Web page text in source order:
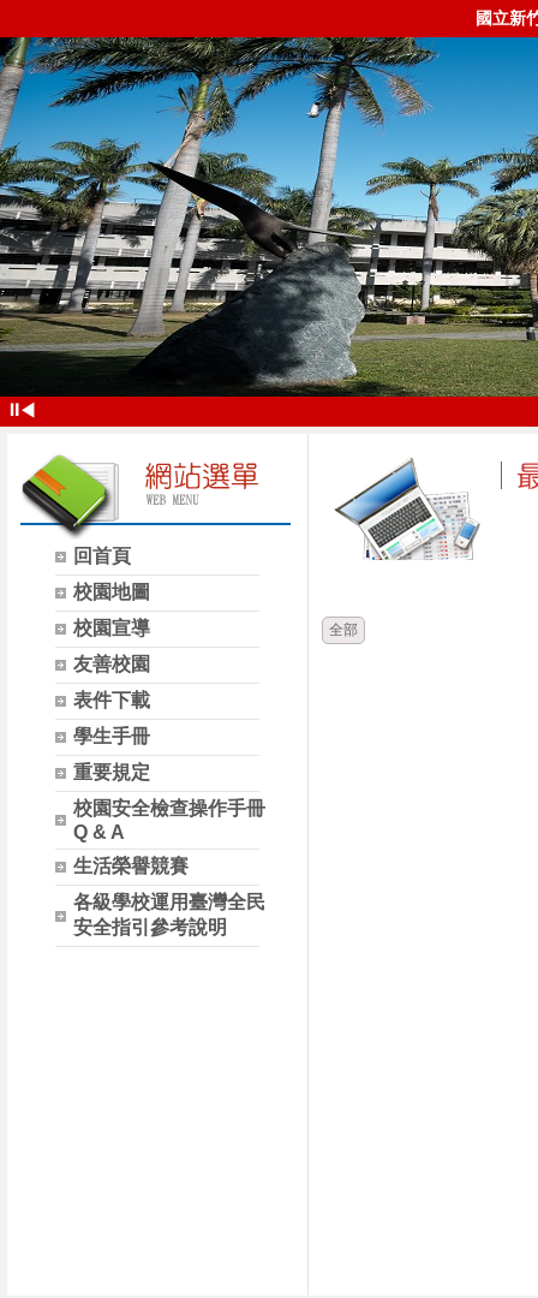
國立新
⏸◀
回首頁
校園地圖
校園宣導
友善校園
表件下載
學生手冊
重要規定
校園安全檢查操作手冊
Q & A
生活榮譽競賽
各級學校運用臺灣全民
安全指引參考說明
全部